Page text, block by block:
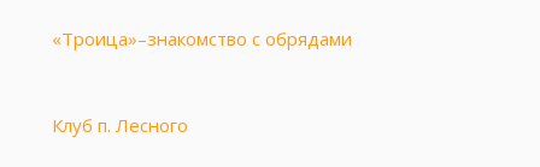
«Троица»–знакомство с обрядами
Клуб п. Лесного